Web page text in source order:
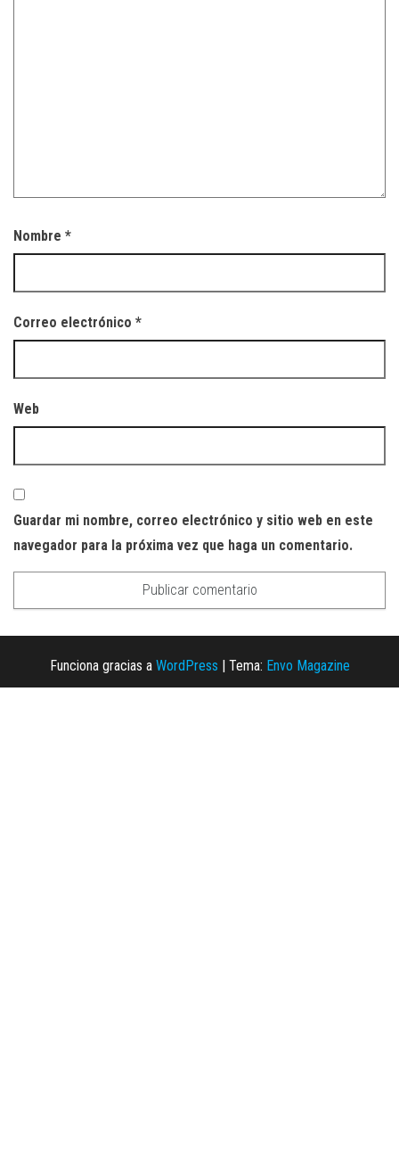
Nombre *
Correo electrónico *
Web
Guardar mi nombre, correo electrónico y sitio web en este
navegador para la próxima vez que haga un comentario.
Funciona gracias a WordPress Tema: Envo Magazine